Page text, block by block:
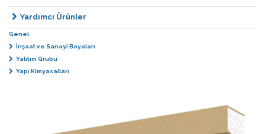
Yardımcı Ürünler
Genel
İnşaat ve Sanayi Boyaları
Yalıtım Grubu
Yapı Kimyasalları